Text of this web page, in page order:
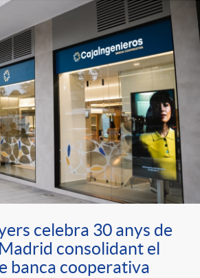
celebra 30 anys de
consolidant el
banca cooperativa